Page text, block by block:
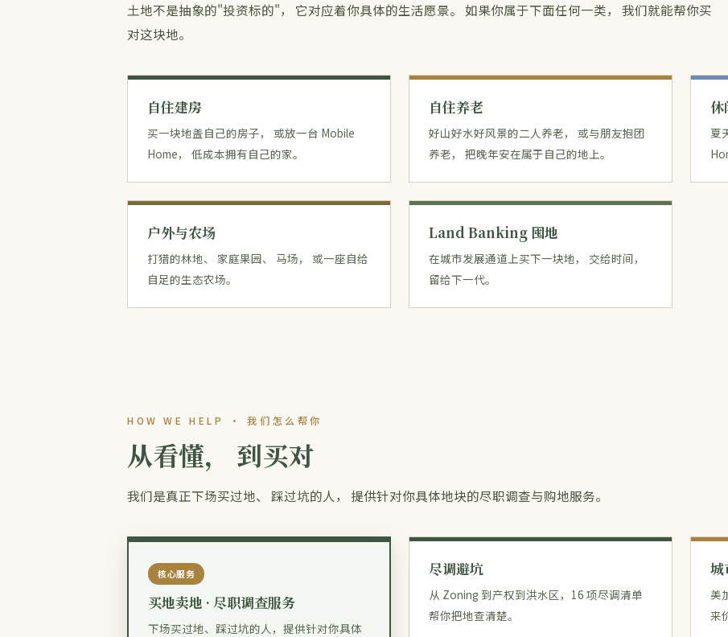
土地不是抽象的"投资标的"， 它对应着你具体的生活愿景。 如果你属于下面任何一类， 我们就能帮你买
对这块地。
自住建房
买一块地盖自己的房子， 或放一台 Mobile
Home， 低成本拥有自己的家。
自住养老
好山好水好风景的二人养老， 或与朋友抱团
养老， 把晚年安在属于自己的地上。
休
夏
户外与农场
打猎的林地、 家庭果园、 马场， 或一座自给
自足的生态农场。
Land Banking 囤地
在城市发展通道上买下一块地， 交给时间，
留给下一代。
HOW WE HELP · 我们怎么帮你
从看懂， 到买对
我们是真正下场买过地、 踩过坑的人， 提供针对你具体地块的尽职调查与购地服务。
核心服务
买地卖地 · 尽职调查服务
下场买过地、踩过坑的人，提供针对你具体
尽调避坑
从 Zoning 到产权到洪水区，16 项尽调清单
帮你把地查清楚。
城
美
来